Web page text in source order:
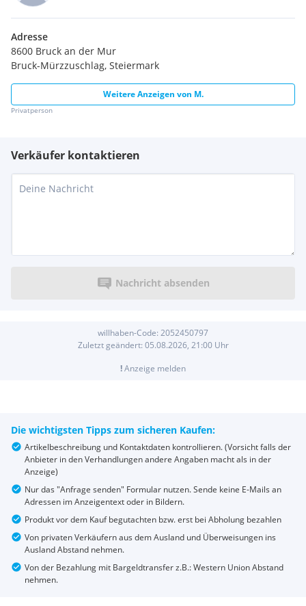
Adresse
8600 Bruck an der Mur
Bruck-Mürzzuschlag, Steiermark
Weitere Anzeigen von M.
Privatperson
Verkäufer kontaktieren
Nachricht absenden
willhaben-Code: 2052450797
Zuletzt geändert: 05.08.2026, 21:00Uhr
!Anzeige melden
Die wichtigsten Tipps zum sicheren Kaufen:
Artikelbeschreibung und Kontaktdaten kontrollieren. (Vorsicht falls der
Anbieter in den Verhandlungen andere Angaben macht als in der
Anzeige)
Nur das "Anfrage senden" Formular nutzen. Sende keine E-Mails an
Adressen im Anzeigentext oder in Bildern.
Produkt vor dem Kauf begutachten bzw. erst bei Abholung bezahlen
Von privaten Verkäufern aus dem Ausland und Überweisungen ins
Ausland Abstand nehmen.
Von der Bezahlung mit Bargeldtransfer z.B.: Western Union Abstand
nehmen.